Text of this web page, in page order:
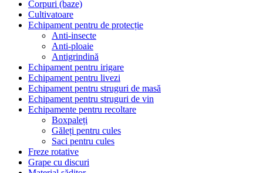
Corpuri (baze)
Cultivatoare
Echipament pentru de protecție
Anti-insecte
Anti-ploaie
Antigrindină
Echipament pentru irigare
Echipament pentru livezi
Echipament pentru struguri de masă
Echipament pentru struguri de vin
Echipamente pentru recoltare
Boxpaleți
Găleți pentru cules
Saci pentru cules
Freze rotative
Grape cu discuri